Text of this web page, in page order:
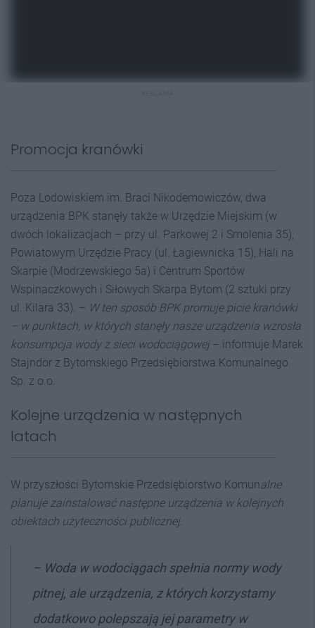
Promocja kranówki
Poza Lodowiskiem im. Braci Nikodemowiczów, dwa
urządzenia BPK stanęły także w Urzędzie Miejskim (w
dwóch lokalizacjach – przy ul. Parkowej 2 i Smolenia 35),
Powiatowym Urzędzie Pracy (ul. Łagiewnicka 15), Hali na
Skarpie (Modrzewskiego 5a) i Centrum Sportów
Wspinaczkowych i Siłowych Skarpa Bytom (2 sztuki przy
ul. Kilara 33). – Wten sposób BPK promuje picie kranówki
– w punktach, w których stanęły nasze urządzenia wzrosła
konsumpcja wody z sieci wodociągowej– informuje Marek
Stajndor z Bytomskiego Przedsiębiorstwa Komunalnego
Sp. z o.o.
Kolejne urządzenia w następnych
latach
W przyszłości Bytomskie Przedsiębiorstwo Komunalne
planuje zainstalować następne urządzenia w kolejnych
obiektach użyteczności publicznej.
– Woda w wodociągach spełnia normy wody
pitnej, ale urządzenia, z których korzystamy
dodatkowo polepszają jej parametry w